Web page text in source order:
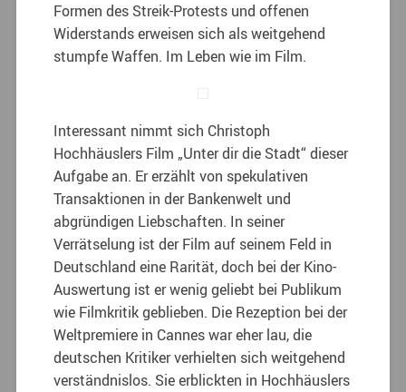
Formen des Streik-Protests und offenen
Widerstands erweisen sich als weitgehend
stumpfe Waffen. Im Leben wie im Film.
Interessant nimmt sich Christoph
Hochhäuslers Film „Unter dir die Stadt“ dieser
Aufgabe an. Er erzählt von spekulativen
Transaktionen in der Bankenwelt und
abgründigen Liebschaften. In seiner
Verrätselung ist der Film auf seinem Feld in
Deutschland eine Rarität, doch bei der Kino-
Auswertung ist er wenig geliebt bei Publikum
wie Filmkritik geblieben. Die Rezeption bei der
Weltpremiere in Cannes war eher lau, die
deutschen Kritiker verhielten sich weitgehend
verständnislos. Sie erblickten in Hochhäuslers